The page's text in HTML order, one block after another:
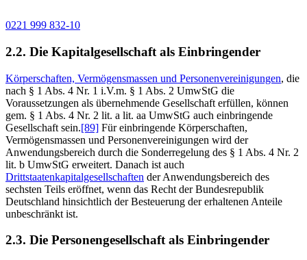
0221 999 832-10
2.2. Die Kapitalgesellschaft als Einbringender
Körperschaften, Vermögensmassen und Personenvereinigungen, die
nach § 1 Abs. 4 Nr. 1 i.V.m. § 1 Abs. 2 UmwStG die
Voraussetzungen als übernehmende Gesellschaft erfüllen, können
gem. § 1 Abs. 4 Nr. 2 lit. a lit. aa UmwStG auch einbringende
Gesellschaft sein.[89] Für einbringende Körperschaften,
Vermögensmassen und Personenvereinigungen wird der
Anwendungsbereich durch die Sonderregelung des § 1 Abs. 4 Nr. 2
lit. b UmwStG erweitert. Danach ist auch
Drittstaatenkapitalgesellschaften der Anwendungsbereich des
sechsten Teils eröffnet, wenn das Recht der Bundesrepublik
Deutschland hinsichtlich der Besteuerung der erhaltenen Anteile
unbeschränkt ist.
2.3. Die Personengesellschaft als Einbringender